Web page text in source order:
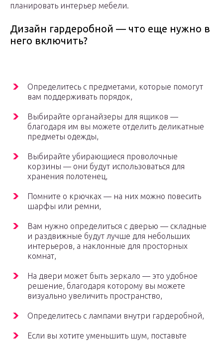
планировать интерьер мебели.
Дизайн гардеробной — что еще нужно в
него включить?
Определитесь с предметами, которые помогут
вам поддерживать порядок,
Выбирайте органайзеры для ящиков —
благодаря им вы можете отделить деликатные
предметы одежды,
Выбирайте убирающиеся проволочные
корзины — они будут использоваться для
хранения полотенец,
Помните о крючках — на них можно повесить
шарфы или ремни,
Вам нужно определиться с дверью — складные
и раздвижные будут лучше для небольших
интерьеров, а наклонные для просторных
комнат,
На двери может быть зеркало — это удобное
решение, благодаря которому вы можете
визуально увеличить пространство,
Определитесь с лампами внутри гардеробной,
Если вы хотите уменьшить шум, поставьте